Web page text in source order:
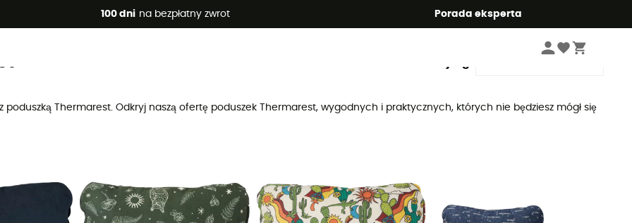
100 dni na bezpłatny zwrot Porada eksperta
🔥 -5% DODATKOWO przy zakupie 2 produktów*, kod Summer5
poduszką Thermarest. Odkryj naszą ofertę poduszek Thermarest, wygodnych i praktycznych, których nie będziesz mógł się